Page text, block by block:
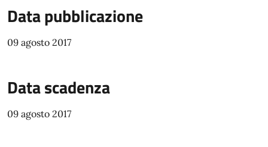
Data pubblicazione
09 agosto 2017
Data scadenza
09 agosto 2017